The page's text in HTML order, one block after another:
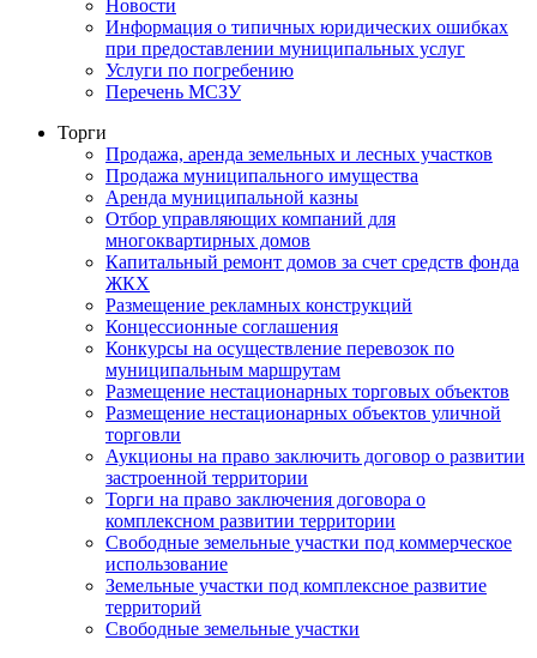
Новости
Информация о типичных юридических ошибках
при предоставлении муниципальных услуг
Услуги по погребению
Перечень МСЗУ
Торги
Продажа, аренда земельных и лесных участков
Продажа муниципального имущества
Аренда муниципальной казны
Отбор управляющих компаний для
многоквартирных домов
Капитальный ремонт домов за счет средств фонда
ЖКХ
Размещение рекламных конструкций
Концессионные соглашения
Конкурсы на осуществление перевозок по
муниципальным маршрутам
Размещение нестационарных торговых объектов
Размещение нестационарных объектов уличной
торговли
Аукционы на право заключить договор о развитии
застроенной территории
Торги на право заключения договора о
комплексном развитии территории
Свободные земельные участки под коммерческое
использование
Земельные участки под комплексное развитие
территорий
Свободные земельные участки